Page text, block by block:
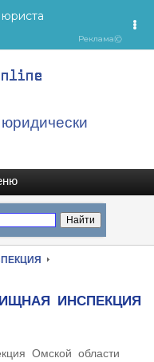
ИНСПЕКЦИЯ
Омской области